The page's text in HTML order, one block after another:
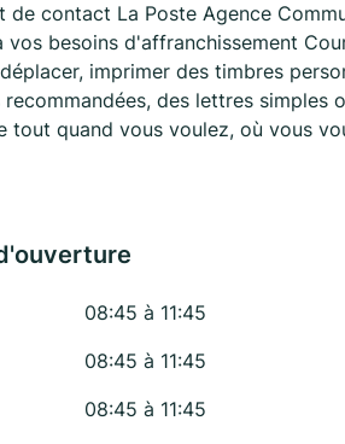
de contact La Poste Agence
vos besoins d'affranchissement
imprimer des timbres
des lettres
tout quand vous voulez, où vous
08:45 à 11:45
08:45 à 11:45
08:45 à 11:45